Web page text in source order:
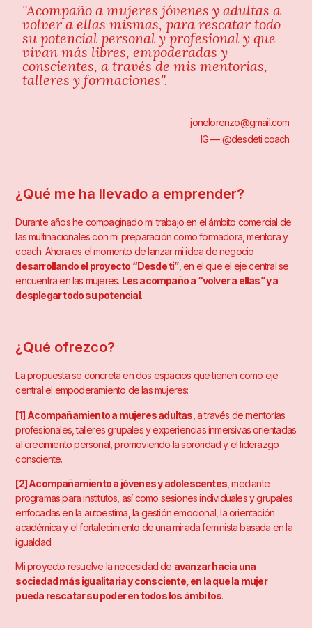
"Acompaño a mujeres jóvenes y adultas a
volver a ellas mismas, para rescatar todo
su potencial personal y profesional y que
vivan más libres, empoderadas y
conscientes, a través de mis mentorías,
talleres y formaciones".
jonelorenzo@gmail.com
IG — @desdeti.coach
¿Qué me ha llevado a emprender?
Durante años he compaginado mi trabajo en el ámbito comercial de
las multinacionales con mi preparación como formadora, mentora y
coach. Ahora es el momento de lanzar mi idea de negocio
desarrollando el proyecto “Desde ti”, en el que el eje central se
encuentra en las mujeres. Les acompaño a “volver a ellas” y a
desplegar todo su potencial.
¿Qué ofrezco?
La propuesta se concreta en dos espacios que tienen como eje
central el empoderamiento de las mujeres:
[1] Acompañamiento a mujeres adultas , a través de mentorías
profesionales, talleres grupales y experiencias inmersivas orientadas
al crecimiento personal, promoviendo la sororidad y el liderazgo
consciente.
[2] Acompañamiento a jóvenes y adolescentes , mediante
programas para institutos, así como sesiones individuales y grupales
enfocadas en la autoestima, la gestión emocional, la orientación
académica y el fortalecimiento de una mirada feminista basada en la
igualdad.
Mi proyecto resuelve la necesidad de avanzar hacia una
sociedad más igualitaria y consciente, en la que la mujer
pueda rescatar su poder en todos los ámbitos.